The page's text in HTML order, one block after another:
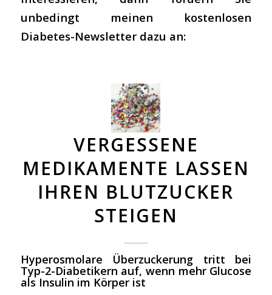
unbedingt meinen kostenlosen
Diabetes-Newsletter dazu an:
VERGESSENE
MEDIKAMENTE LASSEN
IHREN BLUTZUCKER
STEIGEN
Hyperosmolare Überzuckerung tritt bei
Typ-2-Diabetikern auf, wenn mehr Glucose
als Insulin im Körper ist